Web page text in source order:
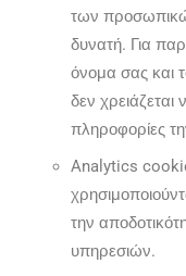
των
δυνατή. Για
όνομα σας και
δεν χρειάζεται
πληροφορίες
Analytics
την
υπηρεσιών.